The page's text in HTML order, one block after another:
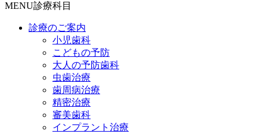
MENU診療科目
診療のご案内
小児歯科
こどもの予防
大人の予防歯科
虫歯治療
歯周病治療
精密治療
審美歯科
インプラント治療